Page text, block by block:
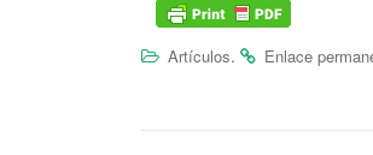
Artículos. Enlace